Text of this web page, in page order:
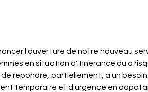
l'ouverture de notre nouveau
en situation d'itinérance ou à
répondre, partiellement, à un
temporaire et d'urgence en